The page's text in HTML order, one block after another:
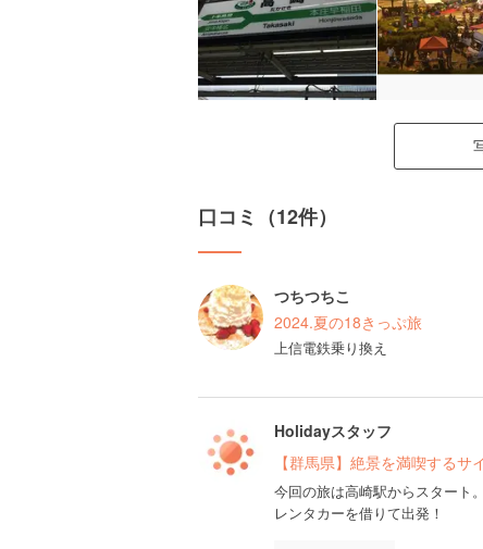
口コミ（12件）
つちつちこ
2024.夏の18きっぷ旅
上信電鉄乗り換え
Holidayスタッフ
【群馬県】絶景を満喫する
今回の旅は高崎駅からスタート。
レンタカーを借りて出発！